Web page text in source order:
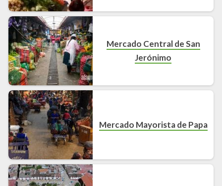
Mercado Central de San
Jerónimo
Mercado Mayorista de Papa